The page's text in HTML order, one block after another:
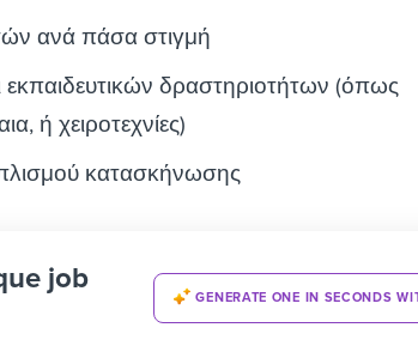
ανά πάσα στιγμή
δραστηριοτήτων (όπως
ή χειροτεχνίες)
κατασκήνωσης
job
GENERATE ONE IN SECONDS